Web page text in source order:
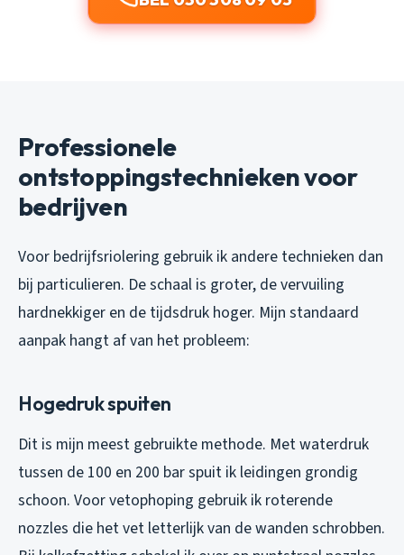
Professionele
ontstoppingstechnieken voor
bedrijven
Voor bedrijfsriolering gebruik ik andere technieken dan
bij particulieren. De schaal is groter, de vervuiling
hardnekkiger en de tijdsdruk hoger. Mijn standaard
aanpak hangt af van het probleem:
Hogedruk spuiten
Dit is mijn meest gebruikte methode. Met waterdruk
tussen de 100 en 200 bar spuit ik leidingen grondig
schoon. Voor vetophoping gebruik ik roterende
nozzles die het vet letterlijk van de wanden schrobben.